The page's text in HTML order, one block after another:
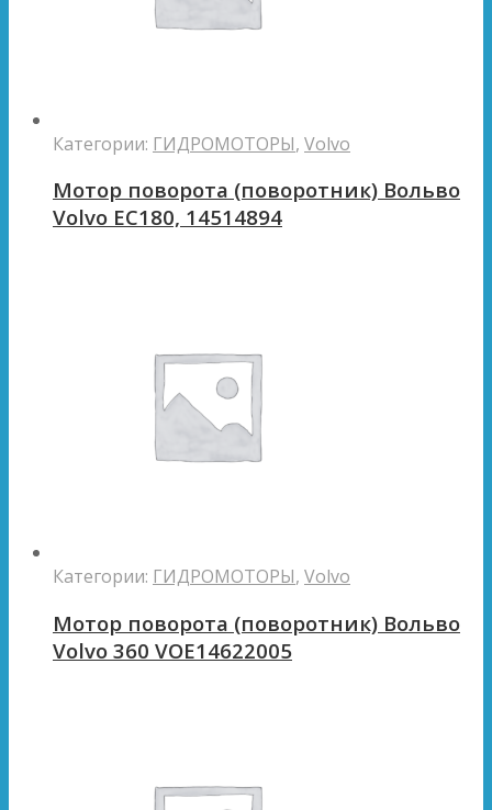
Категории: ГИДРОМОТОРЫ, Volvo
Мотор поворота (поворотник) Вольво
Volvo EC180, 14514894
Категории: ГИДРОМОТОРЫ, Volvo
Мотор поворота (поворотник) Вольво
Volvo 360 VOE14622005